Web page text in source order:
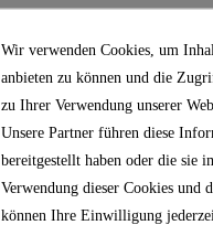
Wir verwenden Cookies, um
anbieten zu können und die
zu Ihrer Verwendung unserer
Unsere Partner führen diese
bereitgestellt haben oder die sie
Verwendung dieser Cookies und
können Ihre Einwilligung